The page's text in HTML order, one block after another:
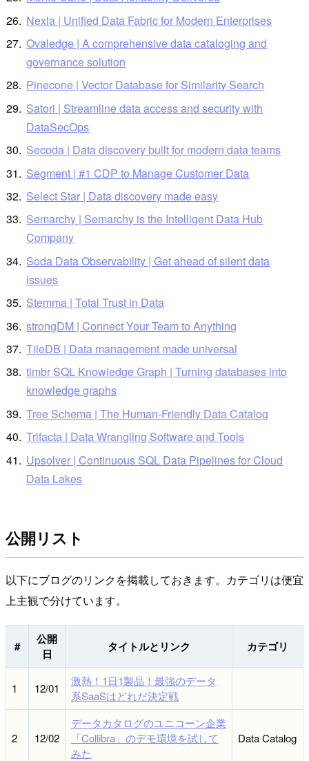
Nexla | Unified Data Fabric for Modern Enterprises
Ovaledge | A comprehensive data cataloging and
governance solution
Pinecone | Vector Database for Similarity Search
Satori | Streamline data access and security with
DataSecOps
Secoda | Data discovery built for modern data teams
Segment | #1 CDP to Manage Customer Data
Select Star | Data discovery made easy
Semarchy | Semarchy is the Intelligent Data Hub
Company
Soda Data Observability | Get ahead of silent data
issues
Stemma | Total Trust in Data
strongDM | Connect Your Team to Anything
TileDB | Data management made universal
timbr SQL Knowledge Graph | Turning databases into
knowledge graphs
Tree Schema | The Human-Friendly Data Catalog
Trifacta | Data Wrangling Software and Tools
Upsolver | Continuous SQL Data Pipelines for Cloud
Data Lakes
公開リスト
以下にブログのリンクを掲載しておきます。カテゴリは便宜
上主観で分けています。
#
公開
日
タイトルとリンク カテゴリ
1 12/01
激熱！1日1製品！最強のデータ
系SaaSはどれだ決定戦
2 12/02
データカタログのユニコーン企業
「Collibra」のデモ環境を試して
みた
Data Catalog